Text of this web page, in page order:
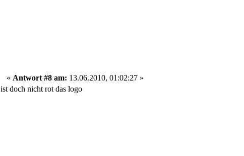
« Antwort #8 am: 13.06.2010, 01:02:27 »
ist doch nicht rot das logo